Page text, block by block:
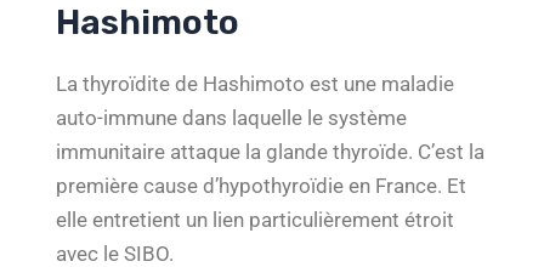
Hashimoto
La thyroïdite de Hashimoto est une maladie
auto-immune dans laquelle le système
immunitaire attaque la glande thyroïde. C’est la
première cause d’hypothyroïdie en France. Et
elle entretient un lien particulièrement étroit
avec le SIBO.